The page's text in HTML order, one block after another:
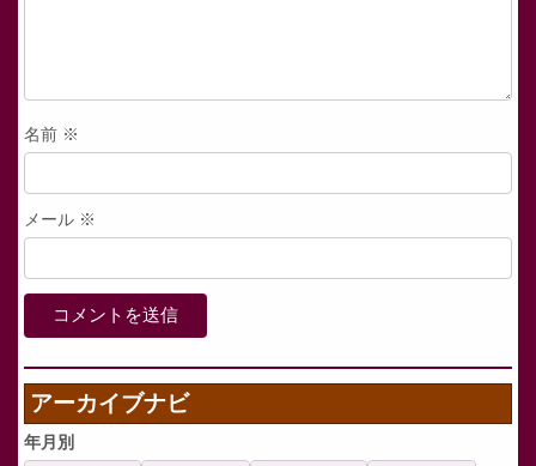
名前 ※
メール ※
アーカイブナビ
年月別